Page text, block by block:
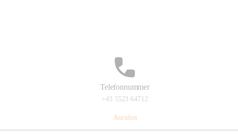
Telefonnummer
+43 5523 64712
Anrufen